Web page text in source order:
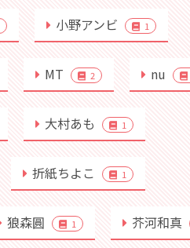
小野アンビ 1
MT 2 nu
大村あも 1
折紙ちよこ 1
狼森圓 1 芥河和真